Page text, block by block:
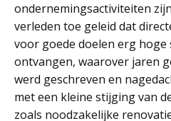
ondernemingsactiviteiten
verleden toe geleid dat
voor goede doelen erg hoge
ontvangen, waarover jaren
werd geschreven en
met een kleine stijging van
zoals noodzakelijke